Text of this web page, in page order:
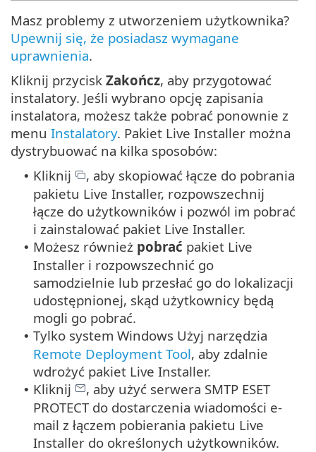
Masz problemy z utworzeniem użytkownika?
Upewnij się, że posiadasz wymagane
uprawnienia.
Kliknij przycisk Zakończ, aby przygotować
instalatory. Jeśli wybrano opcję zapisania
instalatora, możesz także pobrać ponownie z
menu Instalatory. Pakiet Live Installer można
dystrybuować na kilka sposobów:
• Kliknij
, aby skopiować łącze do pobrania
pakietu Live Installer, rozpowszechnij
łącze do użytkowników i pozwól im pobrać
i zainstalować pakiet Live Installer.
• Możesz również pobrać pakiet Live
Installer i rozpowszechnić go
samodzielnie lub przesłać go do lokalizacji
udostępnionej, skąd użytkownicy będą
mogli go pobrać.
• Tylko system Windows Użyj narzędzia
Remote Deployment Tool, aby zdalnie
wdrożyć pakiet Live Installer.
• Kliknij
, aby użyć serwera SMTP ESET
PROTECT do dostarczenia wiadomości e-
mail z łączem pobierania pakietu Live
Installer do określonych użytkowników.